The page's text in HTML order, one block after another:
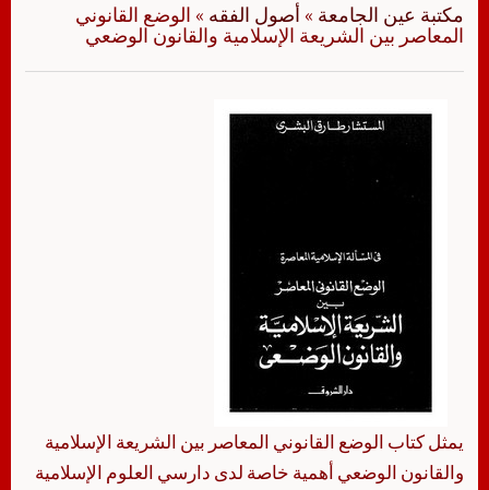
مكتبة عين الجامعة » أصول الفقه » الوضع القانوني
المعاصر بين الشريعة الإسلامية والقانون الوضعي
يمثل كتاب الوضع القانوني المعاصر بين الشريعة الإسلامية
والقانون الوضعي أهمية خاصة لدى دارسي العلوم الإسلامية